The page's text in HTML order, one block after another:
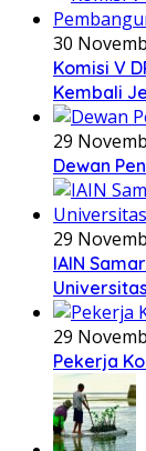
30
Komisi V
Kembali
29
Dewan
29
IAIN
Universitas
29
Pekerja